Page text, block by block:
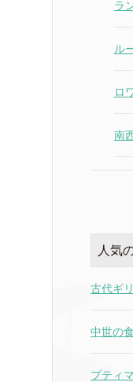
ラ
ル
ロ
南
人気
古代ギ
中世の
プティ